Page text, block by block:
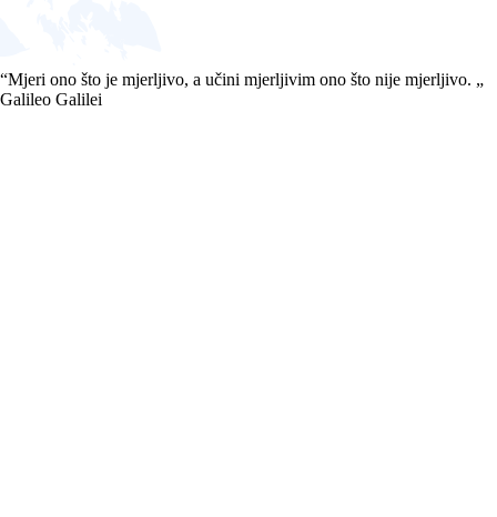
“Mjeri ono što je mjerljivo, a učini mjerljivim ono što nije mjerljivo. „
Galileo Galilei